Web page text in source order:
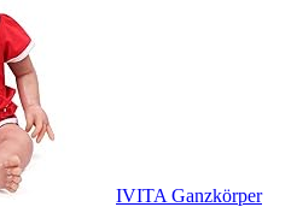
IVITA Ganzkörper